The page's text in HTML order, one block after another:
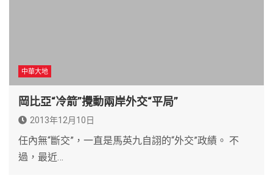
中華大地
岡比亞“冷箭”攪動兩岸外交“平局”
2013年12月10日
任內無“斷交”，一直是馬英九自詡的“外交”政績。 不
過，最近…